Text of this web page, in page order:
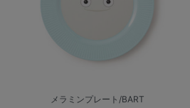
メラミンプレート/BART